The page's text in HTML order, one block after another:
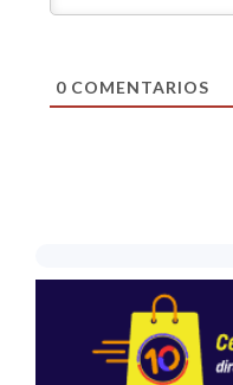
0COMENTARIOS